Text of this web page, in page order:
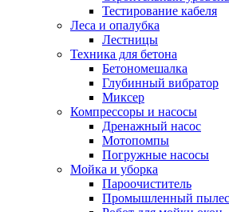
Тестирование кабеля
Леса и опалубка
Лестницы
Техника для бетона
Бетономешалка
Глубинный вибратор
Миксер
Компрессоры и насосы
Дренажный насос
Мотопомпы
Погружные насосы
Мойка и уборка
Пароочиститель
Промышленный